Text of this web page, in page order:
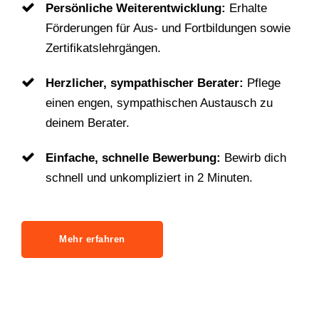
Persönliche Weiterentwicklung: Erhalte
Förderungen für Aus- und Fortbildungen sowie
Zertifikatslehrgängen.
Herzlicher, sympathischer Berater: Pflege
einen engen, sympathischen Austausch zu
deinem Berater.
Einfache, schnelle Bewerbung: Bewirb dich
schnell und unkompliziert in 2 Minuten.
Mehr erfahren